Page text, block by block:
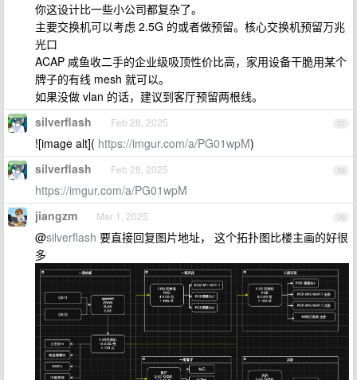
你这设计比一些小公司都复杂了。
主要交换机可以考虑 2.5G 的或者做预留。核心交换机预留万兆
光口
ACAP 咸鱼收二手的企业级吸顶性价比高，家用设备干脆用某个
牌子的有线 mesh 就可以。
如果没做 vlan 的话，建议到客厅预留两根线。
37
silverflash Feb 28, 2025
![image alt]( https://imgur.com/a/PG01wpM)
38
silverflash Feb 28, 2025
https://imgur.com/a/PG01wpM
39
jiangzm Mar 1, 2025
@silverflash 要直接回复图片地址， 这个拓扑图比楼主画的好很
多